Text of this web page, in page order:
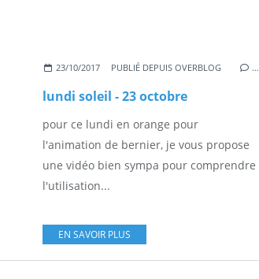
23/10/2017 PUBLIÉ DEPUIS OVERBLOG …
lundi soleil - 23 octobre
pour ce lundi en orange pour
l'animation de bernier, je vous propose
une vidéo bien sympa pour comprendre
l'utilisation...
EN SAVOIR PLUS